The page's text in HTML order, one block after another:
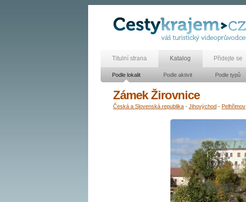
Titulní strana Katalog Přidejte se
Podle lokalit Podle aktivit Podle typů
Zámek Žirovnice
Česká a Slovenská republika - Jihovýchod - Pelhřimov